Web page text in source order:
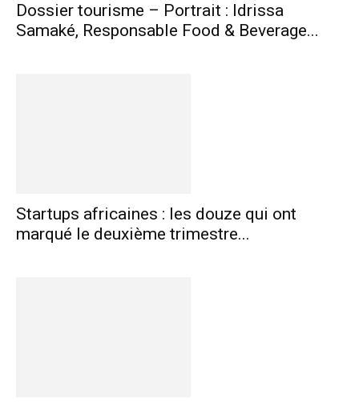
Dossier tourisme – Portrait : Idrissa
Samaké, Responsable Food & Beverage...
Startups africaines : les douze qui ont
marqué le deuxième trimestre...